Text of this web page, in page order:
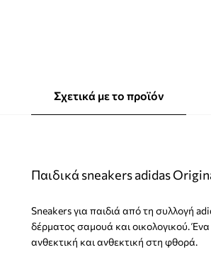
Σχετικά με το προϊόν
Παιδικά sneakers adidas
Sneakers για παιδιά από τη συλλογή
δέρματος σαμουά και οικολογικού.
ανθεκτική και ανθεκτική στη φθορά.